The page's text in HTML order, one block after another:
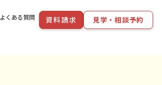
よくある質問 資料請求 見学・相談予約